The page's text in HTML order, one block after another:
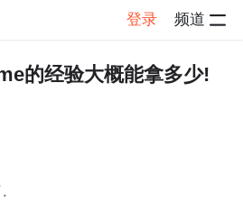
登录 频道
帖子详情
的经验大概能拿多少!